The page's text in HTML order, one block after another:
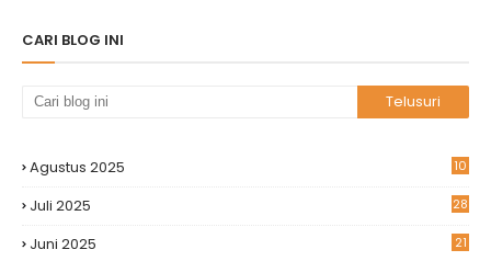
CARI BLOG INI
Agustus 2025 10
Juli 2025 28
Juni 2025 21